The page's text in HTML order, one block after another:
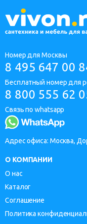
Номер для Москвы
8 495 647 00
Бесплатный номер для
8 800 555 62
Связь по whatsapp
Адрес офиса: Москва,
О КОМПАНИИ
О нас
Каталог
Соглашение
Политика